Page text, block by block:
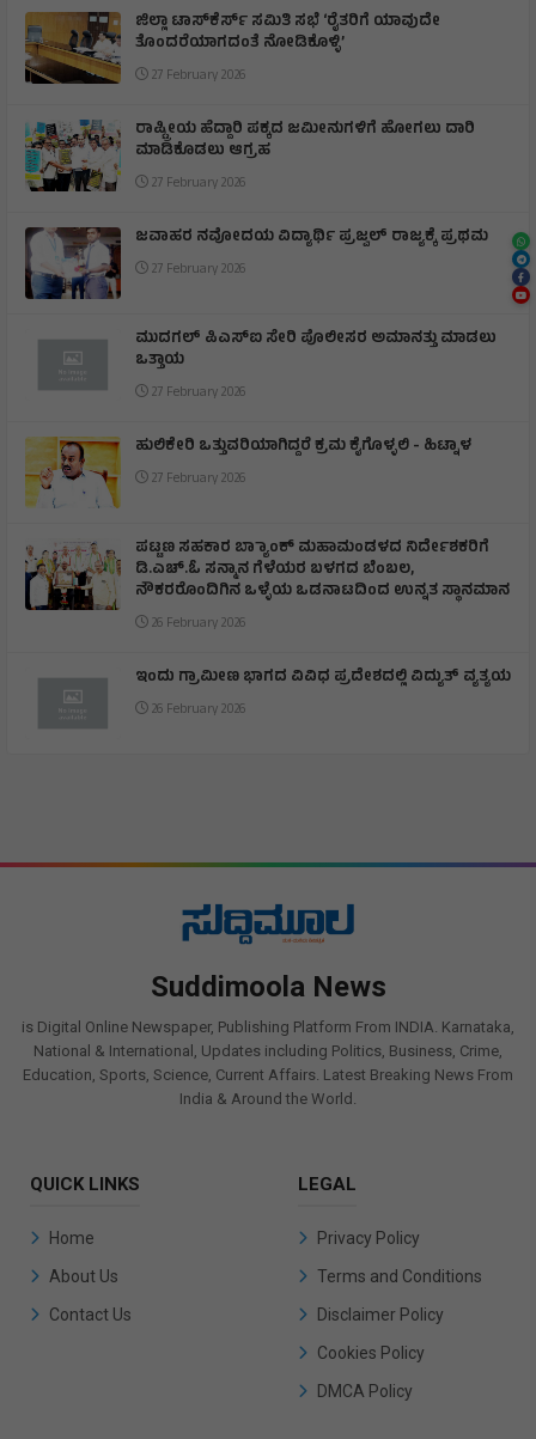
ಜಿಲ್ಲಾ ಟಾಸ್‌‌ಕೆರ್ಸ್ ಸಮಿತಿ ಸಭೆ ‘ರೈತರಿಗೆ ಯಾವುದೇ
ತೊಂದರೆಯಾಗದಂತೆ ನೋಡಿಕೊಳ್ಳಿ’
27 February 2026
ರಾಷ್ಟ್ರೀಯ ಹೆದ್ದಾರಿ ಪಕ್ಕದ ಜಮೀನುಗಳಿಗೆ ಹೋಗಲು ದಾರಿ
ಮಾಡಿಕೊಡಲು ಆಗ್ರಹ
27 February 2026
ಜವಾಹರ ನವೋದಯ ವಿದ್ಯಾರ್ಥಿ ಪ್ರಜ್ವಲ್ ರಾಜ್ಯಕ್ಕೆ ಪ್ರಥಮ
27 February 2026
ಮುದಗಲ್ ಪಿಎಸ್‌ಐ ಸೇರಿ ಪೊಲೀಸರ ಅಮಾನತ್ತು ಮಾಡಲು
ಒತ್ತಾಯ
27 February 2026
ಹುಲಿಕೇರಿ ಒತ್ತುವರಿಯಾಗಿದ್ದರೆ ಕ್ರಮ ಕೈಗೊಳ್ಳಲಿ - ಹಿಟ್ನಾಳ
27 February 2026
ಪಟ್ಟಣ ಸಹಕಾರ ಬ್ಯಾಾಂಕ್ ಮಹಾಮಂಡಳದ ನಿರ್ದೇಶಕರಿಗೆ
ಡಿ.ಎಚ್.ಓ ಸನ್ಮಾನ ಗೆಳೆಯರ ಬಳಗದ ಬೆಂಬಲ,
ನೌಕರರೊಂದಿಗಿನ ಒಳ್ಳೆಯ ಒಡನಾಟದಿಂದ ಉನ್ನತ ಸ್ಥಾನಮಾನ
26 February 2026
ಇಂದು ಗ್ರಾಮೀಣ ಭಾಗದ ವಿವಿಧ ಪ್ರದೇಶದಲ್ಲಿ ವಿದ್ಯುತ್ ವ್ಯತ್ಯಯ
26 February 2026
Suddimoola News
is Digital Online Newspaper, Publishing Platform From INDIA. Karnataka,
National & International, Updates including Politics, Business, Crime,
Education, Sports, Science, Current Affairs. Latest Breaking News From
India & Around the World.
QUICK LINKS
Home
About Us
Contact Us
LEGAL
Privacy Policy
Terms and Conditions
Disclaimer Policy
Cookies Policy
DMCA Policy